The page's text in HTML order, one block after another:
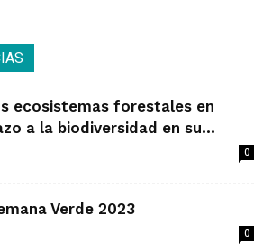
ecosistemas forestales en
a la biodiversidad en su...
0
Verde 2023
0